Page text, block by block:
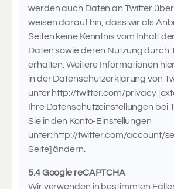
werden auch Daten an Twitter
weisen darauf hin, dass wir als
Seiten keine Kenntnis vom Inhalt
Daten sowie deren Nutzung durch
erhalten. Weitere Informationen
in der Datenschutzerklärung von
unter http://twitter.com/privacy
Ihre Datenschutzeinstellungen bei
Sie in den Konto-Einstellungen
unter: http://twitter.com/account/
Seite] ändern.
5.4 Google reCAPTCHA
Wir verwenden in bestimmten